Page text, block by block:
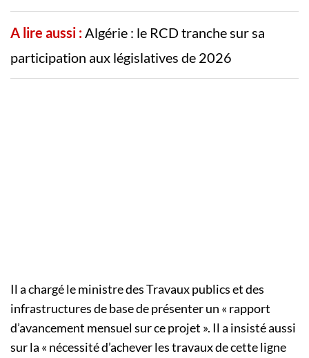
A lire aussi :Algérie : le RCD tranche sur sa
participation aux législatives de 2026
Il a chargé le ministre des Travaux publics et des
infrastructures de base de présenter un « rapport
d’avancement mensuel sur ce projet ». Il a insisté aussi
sur la « nécessité d’achever les travaux de cette ligne